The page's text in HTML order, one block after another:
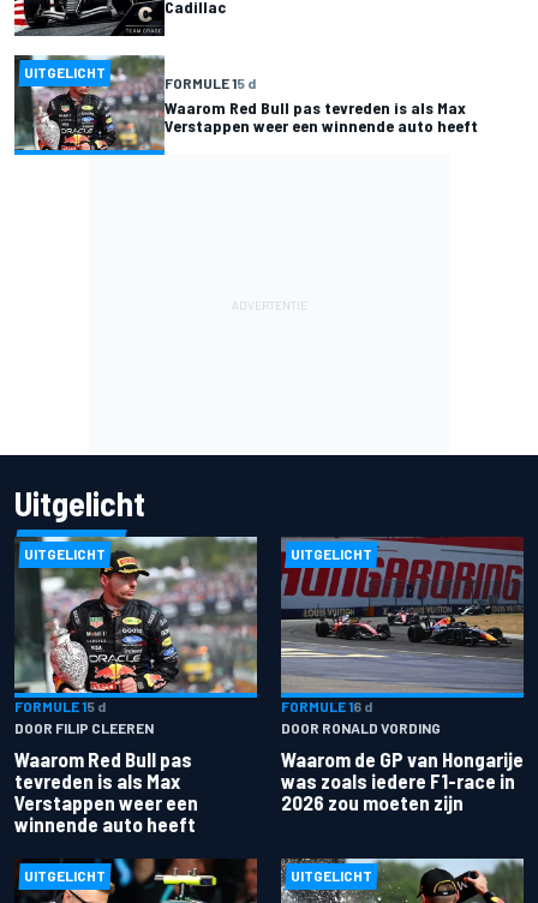
Cadillac
UITGELICHT
FORMULE 15 d
Waarom Red Bull pas tevreden is als Max
Verstappen weer een winnende auto heeft
Uitgelicht
UITGELICHT
FORMULE 15 d
DOOR FILIP CLEEREN
Waarom Red Bull pas
tevreden is als Max
Verstappen weer een
winnende auto heeft
UITGELICHT
FORMULE 16 d
DOOR RONALD VORDING
Waarom de GP van Hongarije
was zoals iedere F1-race in
2026 zou moeten zijn
UITGELICHT UITGELICHT